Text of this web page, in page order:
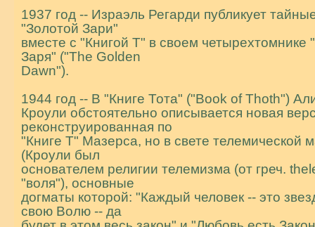
1937 год -- Израэль Регарди публикует
"Золотой Зари"
вместе с "Книгой Т" в своем четырехтомнике
Заря" ("The Golden
Dawn").
1944 год -- В "Книге Тота" ("Book of Thoth")
Кроули обстоятельно описывается новая
реконструированная по
"Книге Т" Мазерса, но в свете телемической
(Кроули был
основателем pелигии телемизма (от греч.
"воля"), основные
догматы котоpой: "Каждый человек -- это
свою Волю -- да